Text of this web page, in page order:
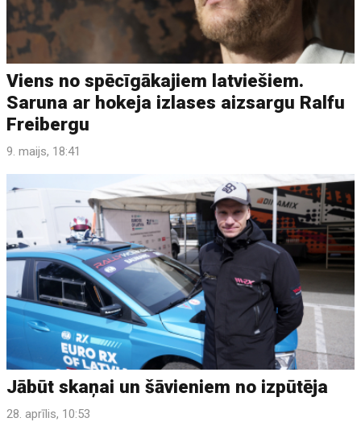
Viens no spēcīgākajiem latviešiem.
Saruna ar hokeja izlases aizsargu Ralfu
Freibergu
9. maijs, 18:41
Jābūt skaņai un šāvieniem no izpūtēja
28. aprīlis, 10:53